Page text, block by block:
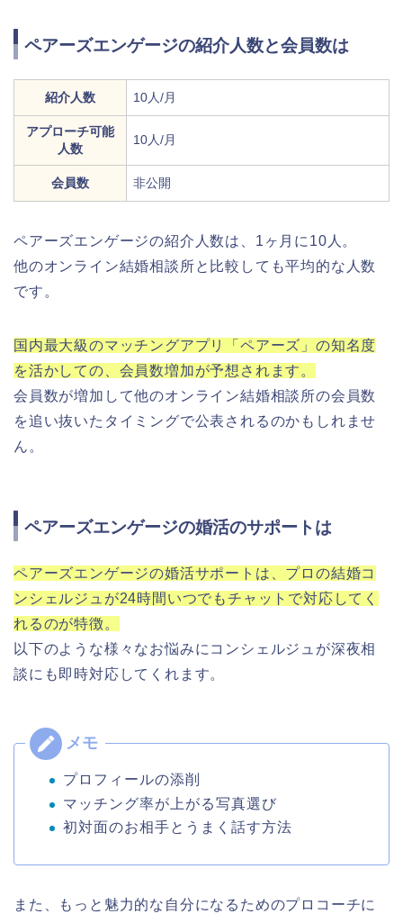
ペアーズエンゲージの紹介人数と会員数は
紹介人数 10人/月
アプローチ可能
人数
10人/月
会員数 非公開
ペアーズエンゲージの紹介人数は、1ヶ月に10人。
他のオンライン結婚相談所と比較しても平均的な人数
です。
国内最大級のマッチングアプリ「ペアーズ」の知名度
を活かしての、会員数増加が予想されます。
会員数が増加して他のオンライン結婚相談所の会員数
を追い抜いたタイミングで公表されるのかもしれませ
ん。
ペアーズエンゲージの婚活のサポートは
ペアーズエンゲージの婚活サポートは、プロの結婚コ
ンシェルジュが24時間いつでもチャットで対応してく
れるのが特徴。
以下のような様々なお悩みにコンシェルジュが深夜相
談にも即時対応してくれます。
プロフィールの添削
マッチング率が上がる写真選び
初対面のお相手とうまく話す方法
また、もっと魅力的な自分になるためのプロコーチに